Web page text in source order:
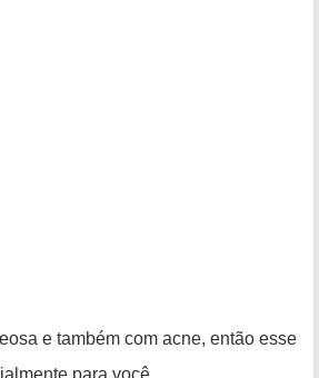
e também com acne, então esse